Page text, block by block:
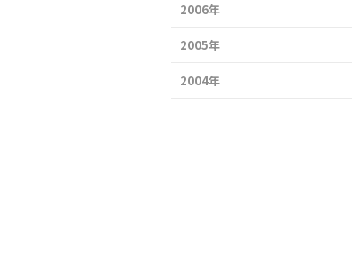
2006年
2005年
2004年